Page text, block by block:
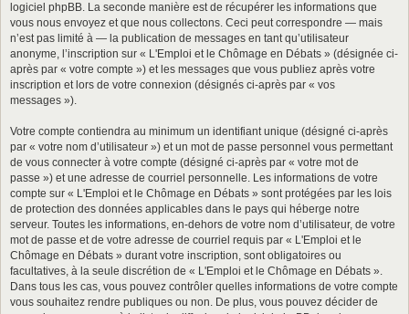
logiciel phpBB. La seconde manière est de récupérer les informations que
vous nous envoyez et que nous collectons. Ceci peut correspondre — mais
n’est pas limité à — la publication de messages en tant qu’utilisateur
anonyme, l’inscription sur « L'Emploi et le Chômage en Débats » (désignée ci-
après par « votre compte ») et les messages que vous publiez après votre
inscription et lors de votre connexion (désignés ci-après par « vos
messages »).
Votre compte contiendra au minimum un identifiant unique (désigné ci-après
par « votre nom d’utilisateur ») et un mot de passe personnel vous permettant
de vous connecter à votre compte (désigné ci-après par « votre mot de
passe ») et une adresse de courriel personnelle. Les informations de votre
compte sur « L'Emploi et le Chômage en Débats » sont protégées par les lois
de protection des données applicables dans le pays qui héberge notre
serveur. Toutes les informations, en-dehors de votre nom d’utilisateur, de votre
mot de passe et de votre adresse de courriel requis par « L'Emploi et le
Chômage en Débats » durant votre inscription, sont obligatoires ou
facultatives, à la seule discrétion de « L'Emploi et le Chômage en Débats ».
Dans tous les cas, vous pouvez contrôler quelles informations de votre compte
vous souhaitez rendre publiques ou non. De plus, vous pouvez décider de